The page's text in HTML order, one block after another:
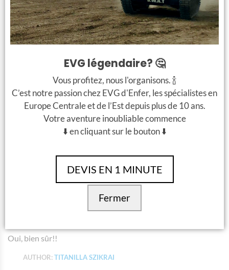
Qu’est-ce que vous changeriez dans l’organisation?
Rien, c’était parfait!
Qu’est-ce que vous pensez des prix de Budapest?
Abordable
Quels restaurants, boîtes, clubs, bars vous avez aimé le
plus? Lesquels vous recommanderiez aux autres?
Choisiriez-vous Budapest et EVG d’Enfer comme
prochaine destination/organisateur de votre future
Oui, bien sûr!!
AUTHOR:TITANILLA SZIKRAI
EVG légendaire? 🤔
Vous profitez, nous l'organisons. 🍾
C’est notre passion chez EVG d'Enfer, les spécialistes en
Europe Centrale et de l’Est depuis plus de 10 ans.
Votre aventure inoubliable commence
⬇️ en cliquant sur le bouton ⬇️
DEVIS EN 1 MINUTE
Fermer